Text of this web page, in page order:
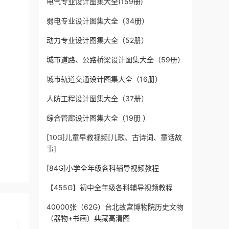
弱电专业设计图集大全（34册）
动力专业设计图集大全（52册）
城市道路、公路桥梁设计图集大全（59册）
城市轨道交通设计图集大全（16册）
人防工程设计图集大全（37册）
综合管廊设计图集大全（19册 ）
[10G]儿童早教视频[儿歌、古诗词、童话故
事]
[84G]小学全年级各科辅导视频教程
【455G】初中全年级各科辅导视频教程
40000张（62G）台北故宫博物院历史文物
（器物+书画）典藏高清图